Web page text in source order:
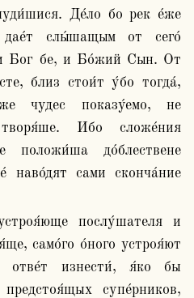
Де́ло бо рек е́же
дае́т слы́шащым от сего́
Бог бе, и Бо́жий Сын. От
близ стои́т у́бо тогда́,
чудес показу́емо, не
Ибо сложе́ния
положи́ша до́блествене
наво́дят сами сконча́ние
само́го о́ного устроя́ют
отве́т изнести́, я́ко бы
супе́рников,